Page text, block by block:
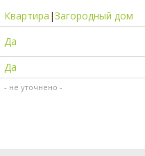
Квартира |Загородный дом
Да
Да
- не уточнено -